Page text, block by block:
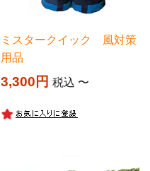
ミスタークイック 風対策
用品
3,300 税込 〜